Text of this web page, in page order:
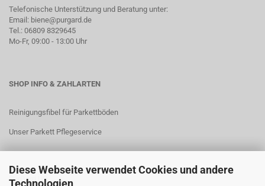
Diese Webseite verwendet Cookies und andere
Technologien
Telefonische Unterstützung und Beratung unter:
Email: biene@purgard.de
Tel.: 06809 8329645
Mo-Fr, 09:00 - 13:00 Uhr
SHOP INFO & ZAHLARTEN
Reinigungsfibel für Parkettböden
Unser Parkett Pflegeservice
PurGard UG